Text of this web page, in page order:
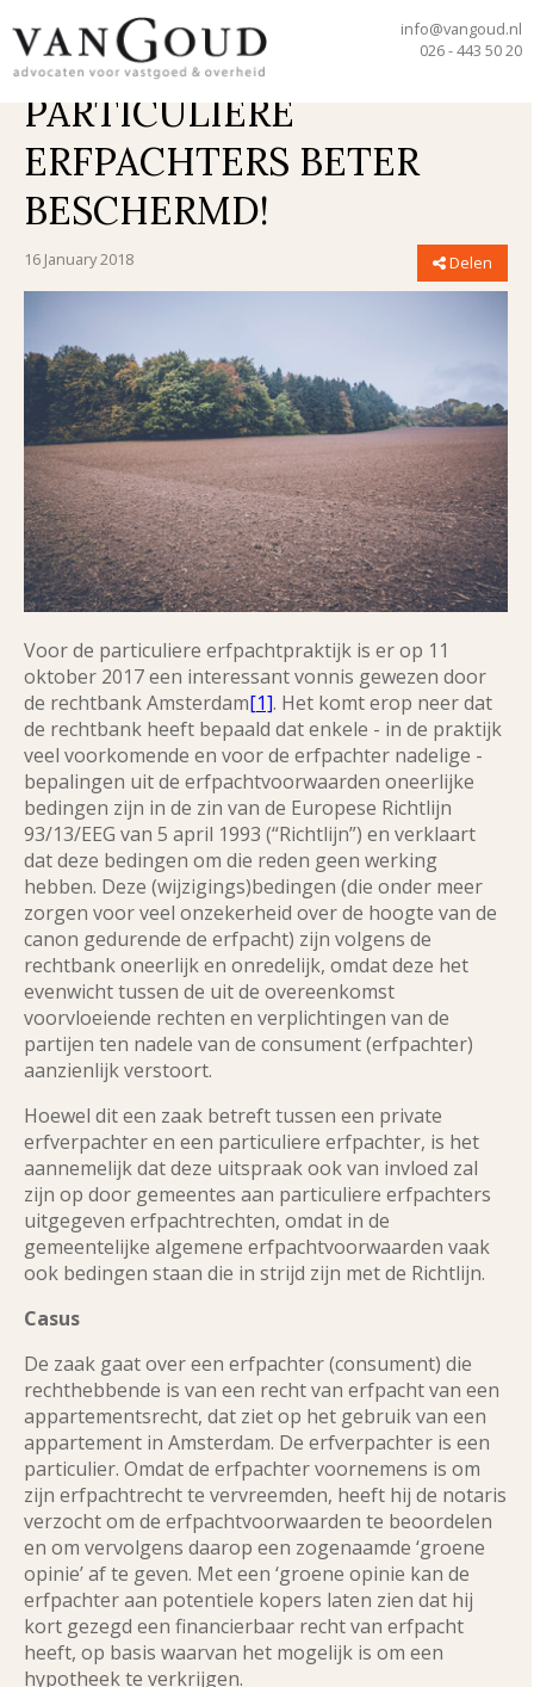
info@vangoud.nl
026 - 443 50 20
home
blogs & artikelen
particuliere erfpachters beter beschermd!
PARTICULIERE
ERFPACHTERS BETER
BESCHERMD!
16 January 2018 Delen
Voor de particuliere erfpachtpraktijk is er op 11
oktober 2017 een interessant vonnis gewezen door
de rechtbank Amsterdam[1]. Het komt erop neer dat
de rechtbank heeft bepaald dat enkele - in de praktijk
veel voorkomende en voor de erfpachter nadelige -
bepalingen uit de erfpachtvoorwaarden oneerlijke
bedingen zijn in de zin van de Europese Richtlijn
93/13/EEG van 5 april 1993 (“Richtlijn”) en verklaart
dat deze bedingen om die reden geen werking
hebben. Deze (wijzigings)bedingen (die onder meer
zorgen voor veel onzekerheid over de hoogte van de
canon gedurende de erfpacht) zijn volgens de
rechtbank oneerlijk en onredelijk, omdat deze het
evenwicht tussen de uit de overeenkomst
voorvloeiende rechten en verplichtingen van de
partijen ten nadele van de consument (erfpachter)
aanzienlijk verstoort.
Hoewel dit een zaak betreft tussen een private
erfverpachter en een particuliere erfpachter, is het
aannemelijk dat deze uitspraak ook van invloed zal
zijn op door gemeentes aan particuliere erfpachters
uitgegeven erfpachtrechten, omdat in de
gemeentelijke algemene erfpachtvoorwaarden vaak
ook bedingen staan die in strijd zijn met de Richtlijn.
Casus
De zaak gaat over een erfpachter (consument) die
rechthebbende is van een recht van erfpacht van een
appartementsrecht, dat ziet op het gebruik van een
appartement in Amsterdam. De erfverpachter is een
particulier. Omdat de erfpachter voornemens is om
zijn erfpachtrecht te vervreemden, heeft hij de notaris
verzocht om de erfpachtvoorwaarden te beoordelen
en om vervolgens daarop een zogenaamde ‘groene
opinie’ af te geven. Met een ‘groene opinie kan de
erfpachter aan potentiele kopers laten zien dat hij
kort gezegd een financierbaar recht van erfpacht
heeft, op basis waarvan het mogelijk is om een
hypotheek te verkrijgen.